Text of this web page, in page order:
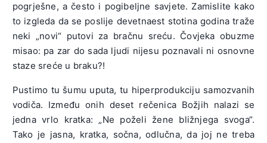
pogrješne, a često i pogibeljne savjete. Zamislite kako
to izgleda da se poslije devetnaest stotina godina traže
neki „novi“ putovi za bračnu sreću. Čovjeka obuzme
misao: pa zar do sada ljudi nijesu poznavali ni osnovne
staze sreće u braku?!
Pustimo tu šumu uputa, tu hiperprodukciju samozvanih
vodiča. Između onih deset rečenica Božjih nalazi se
jedna vrlo kratka: „Ne poželi žene bližnjega svoga“.
Tako je jasna, kratka, sočna, odlučna, da joj ne treba